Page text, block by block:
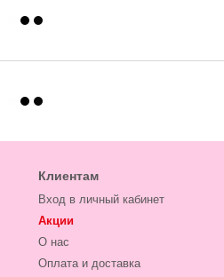
Клиентам
Вход в личный кабинет
Акции
О нас
Оплата и доставка